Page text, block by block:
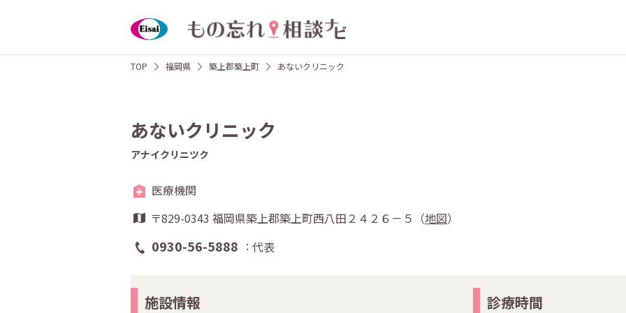
TOP 福岡県 築上郡築上町 あないクリニック
あないクリニック
アナイクリニツク
医療機関
〒829-0343 福岡県築上郡築上町西八田２４２６－５（地図）
0930-56-5888 代表
施設情報 診療時間